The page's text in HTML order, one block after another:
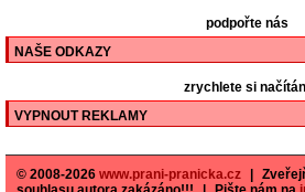
podpořte nás
NAŠE ODKAZY
zrychlete si
VYPNOUT REKLAMY
© 2008-2026 www.prani-pranicka.cz